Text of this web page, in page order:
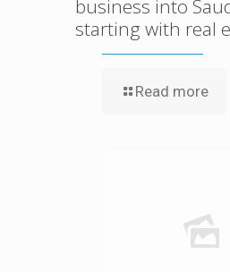
business into
starting with real
Read more